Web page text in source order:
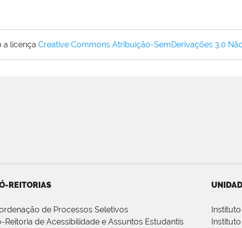
a licença Creative Commons Atribuição-SemDerivações 3.0
REITORIAS
de Processos Seletivos
Reitoria de Acessibilidade e Assuntos Estudantis